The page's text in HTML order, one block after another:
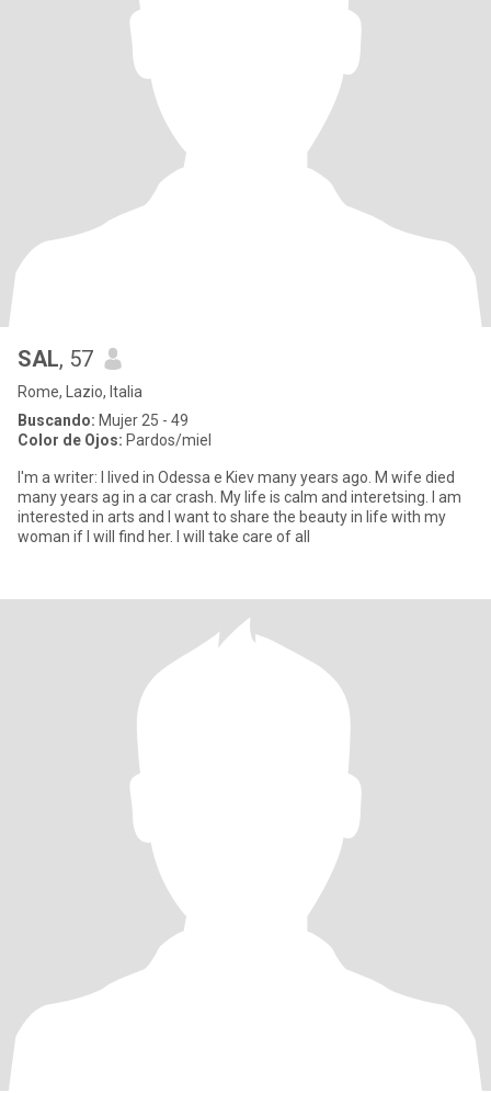
SAL, 57
Rome, Lazio, Italia
Buscando: Mujer 25 - 49
Color de Ojos: Pardos/miel
I'm a writer: I lived in Odessa e Kiev many years ago. M wife died
many years ag in a car crash. My life is calm and interetsing. I am
interested in arts and I want to share the beauty in life with my
woman if I will find her. I will take care of all